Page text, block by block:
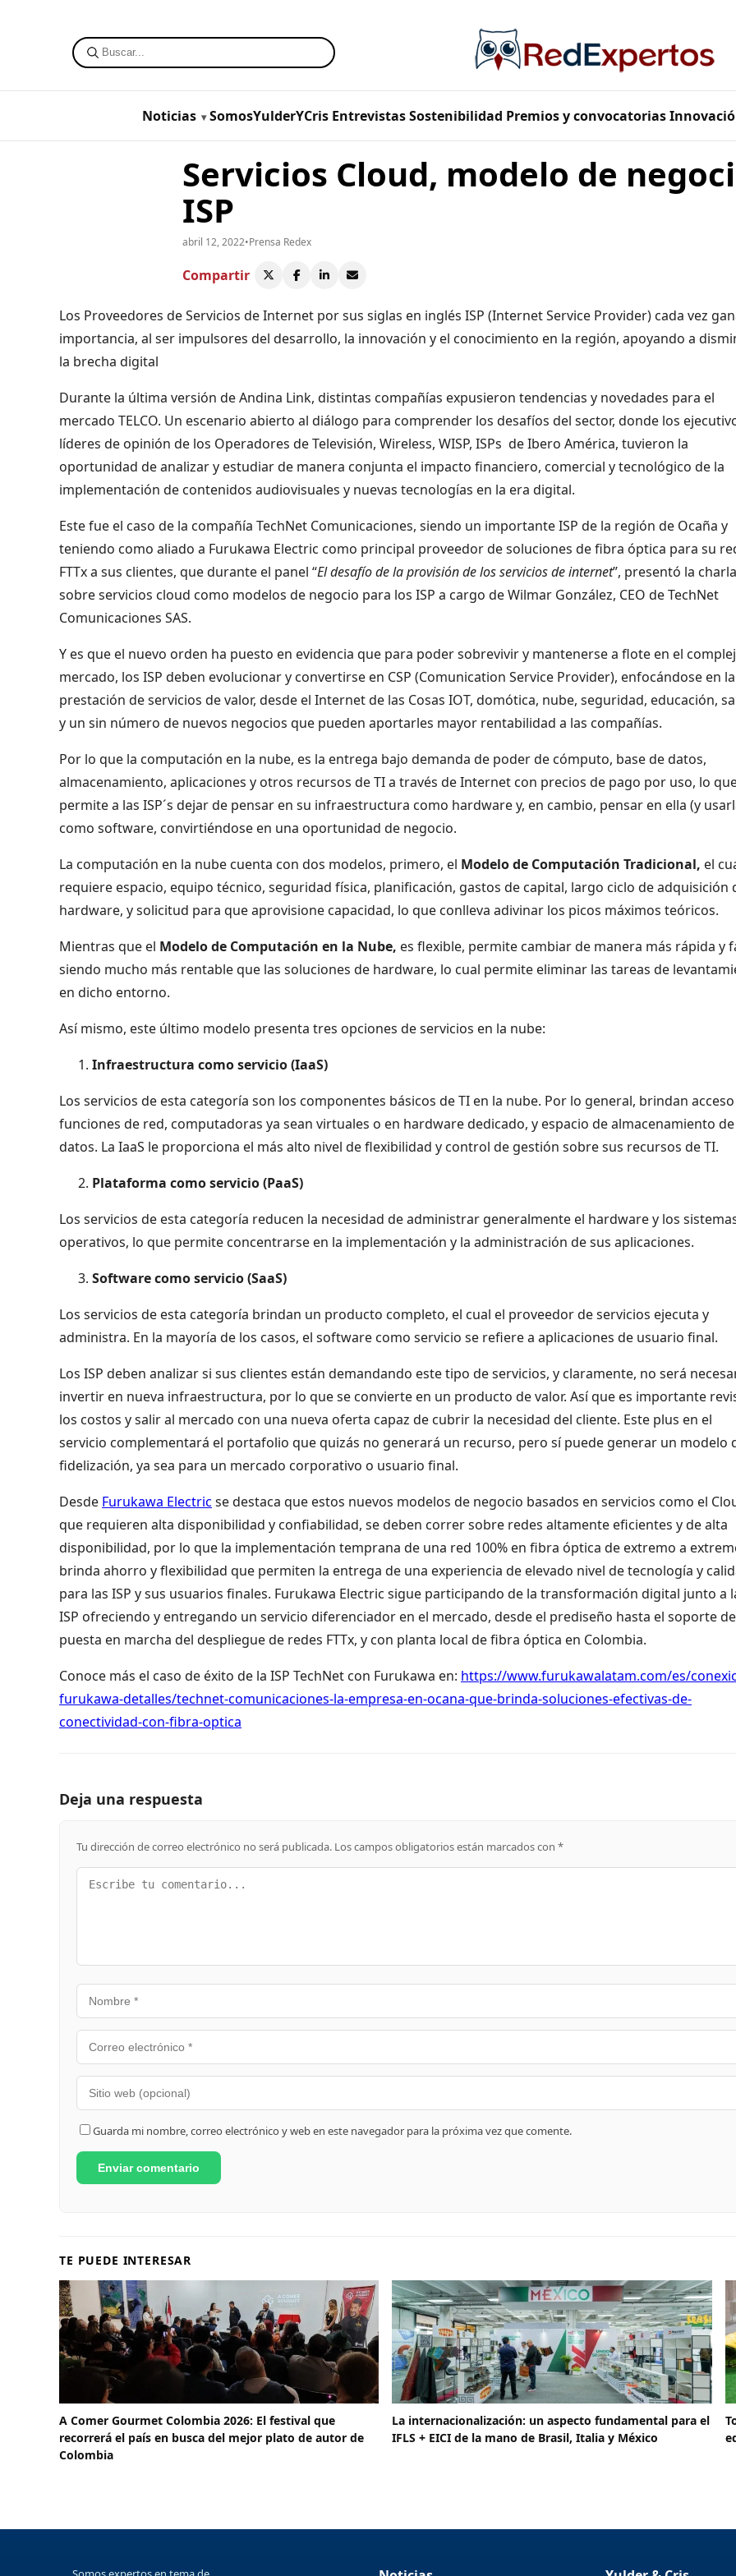
Noticias SomosYulderYCris Entrevistas Sostenibilidad Premios y convocatorias
Servicios Cloud, modelo de
ISP
abril 12, 2022•Prensa Redex
Compartir
Los Proveedores de Servicios de Internet por sus siglas en inglés ISP (Internet Service Provider) cada vez
importancia, al ser impulsores del desarrollo, la innovación y el conocimiento en la región, apoyando a
la brecha digital
Durante la última versión de Andina Link, distintas compañías expusieron tendencias y novedades para el
mercado TELCO. Un escenario abierto al diálogo para comprender los desafíos del sector, donde los
líderes de opinión de los Operadores de Televisión, Wireless, WISP, ISPs de Ibero América, tuvieron la
oportunidad de analizar y estudiar de manera conjunta el impacto financiero, comercial y tecnológico de la
implementación de contenidos audiovisuales y nuevas tecnologías en la era digital.
Este fue el caso de la compañía TechNet Comunicaciones, siendo un importante ISP de la región de Ocaña y
teniendo como aliado a Furukawa Electric como principal proveedor de soluciones de fibra óptica para su
FTTx a sus clientes, que durante el panel “El desafío de la provisión de los servicios de internet”, presentó la charla
sobre servicios cloud como modelos de negocio para los ISP a cargo de Wilmar González, CEO de TechNet
Comunicaciones SAS.
Y es que el nuevo orden ha puesto en evidencia que para poder sobrevivir y mantenerse a flote en el
mercado, los ISP deben evolucionar y convertirse en CSP (Comunication Service Provider), enfocándose en la
prestación de servicios de valor, desde el Internet de las Cosas IOT, domótica, nube, seguridad, educación,
y un sin número de nuevos negocios que pueden aportarles mayor rentabilidad a las compañías.
Por lo que la computación en la nube, es la entrega bajo demanda de poder de cómputo, base de datos,
almacenamiento, aplicaciones y otros recursos de TI a través de Internet con precios de pago por uso, lo
permite a las ISP´s dejar de pensar en su infraestructura como hardware y, en cambio, pensar en ella (y
como software, convirtiéndose en una oportunidad de negocio.
La computación en la nube cuenta con dos modelos, primero, el Modelo de Computación Tradicional, el
requiere espacio, equipo técnico, seguridad física, planificación, gastos de capital, largo ciclo de adquisición
hardware, y solicitud para que aprovisione capacidad, lo que conlleva adivinar los picos máximos teóricos.
Mientras que el Modelo de Computación en la Nube, es flexible, permite cambiar de manera más rápida y
siendo mucho más rentable que las soluciones de hardware, lo cual permite eliminar las tareas de
en dicho entorno.
Así mismo, este último modelo presenta tres opciones de servicios en la nube:
Infraestructura como servicio (IaaS)
Los servicios de esta categoría son los componentes básicos de TI en la nube. Por lo general, brindan acceso
funciones de red, computadoras ya sean virtuales o en hardware dedicado, y espacio de almacenamiento de
datos. La IaaS le proporciona el más alto nivel de flexibilidad y control de gestión sobre sus recursos de TI.
Plataforma como servicio (PaaS)
Los servicios de esta categoría reducen la necesidad de administrar generalmente el hardware y los
operativos, lo que permite concentrarse en la implementación y la administración de sus aplicaciones.
Software como servicio (SaaS)
Los servicios de esta categoría brindan un producto completo, el cual el proveedor de servicios ejecuta y
administra. En la mayoría de los casos, el software como servicio se refiere a aplicaciones de usuario final.
Los ISP deben analizar si sus clientes están demandando este tipo de servicios, y claramente, no será
invertir en nueva infraestructura, por lo que se convierte en un producto de valor. Así que es importante
los costos y salir al mercado con una nueva oferta capaz de cubrir la necesidad del cliente. Este plus en el
servicio complementará el portafolio que quizás no generará un recurso, pero sí puede generar un modelo
fidelización, ya sea para un mercado corporativo o usuario final.
Desde Furukawa Electric se destaca que estos nuevos modelos de negocio basados en servicios como el
que requieren alta disponibilidad y confiabilidad, se deben correr sobre redes altamente eficientes y de alta
disponibilidad, por lo que la implementación temprana de una red 100% en fibra óptica de extremo a
brinda ahorro y flexibilidad que permiten la entrega de una experiencia de elevado nivel de tecnología y
para las ISP y sus usuarios finales. Furukawa Electric sigue participando de la transformación digital junto a
ISP ofreciendo y entregando un servicio diferenciador en el mercado, desde el prediseño hasta el soporte
puesta en marcha del despliegue de redes FTTx, y con planta local de fibra óptica en Colombia.
Conoce más el caso de éxito de la ISP TechNet con Furukawa en: https://www.furukawalatam.com/es/
furukawa-detalles/technet-comunicaciones-la-empresa-en-ocana-que-brinda-soluciones-efectivas-de-
conectividad-con-fibra-optica
Deja una respuesta
Tu dirección de correo electrónico no será publicada. Los campos obligatorios están marcados con *
Guarda mi nombre, correo electrónico y web en este navegador para la próxima vez que comente.
TE PUEDE INTERESAR
A Comer Gourmet Colombia 2026: El festival que
recorrerá el país en busca del mejor plato de autor de
Colombia
La internacionalización: un aspecto fundamental para el
IFLS + EICI de la mano de Brasil, Italia y México